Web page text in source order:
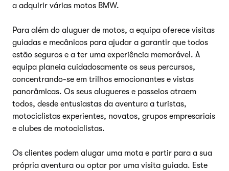
a adquirir várias motos BMW.
Para além do aluguer de motos, a equipa oferece visitas
guiadas e mecânicos para ajudar a garantir que todos
estão seguros e a ter uma experiência memorável. A
equipa planeia cuidadosamente os seus percursos,
concentrando-se em trilhos emocionantes e vistas
panorâmicas. Os seus alugueres e passeios atraem
todos, desde entusiastas da aventura a turistas,
motociclistas experientes, novatos, grupos empresariais
e clubes de motociclistas.
Os clientes podem alugar uma mota e partir para a sua
própria aventura ou optar por uma visita guiada. Este